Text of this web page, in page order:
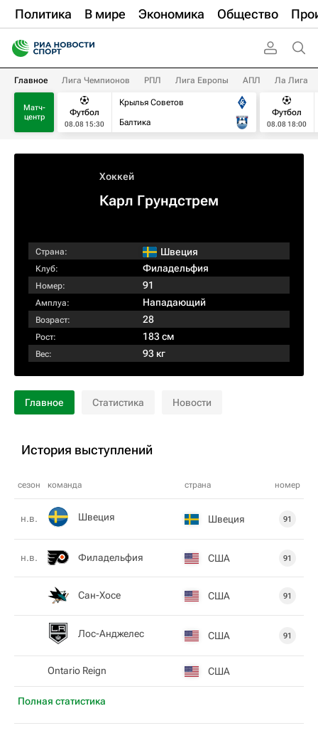
Политика В мире Экономика Общество
Главное Лига Чемпионов РПЛ Лига Европы АПЛ Ла Лига
Матч-
центр
Футбол
08.08 15:30
Крылья Советов
Балтика
Футбол
08.08 18:00
Хоккей
Карл Грундстрем
Страна: Швеция
Клуб: Филадельфия
Номер: 91
Амплуа: Нападающий
Возраст: 28
Рост: 183 см
Вес: 93 кг
Главное Статистика Новости
История выступлений
сезон команда страна номер
Полная статистика
н.в. Швеция Швеция 91
н.в. Филадельфия США 91
Сан-Хосе США 91
Лос-Анджелес США 91
Ontario Reign США